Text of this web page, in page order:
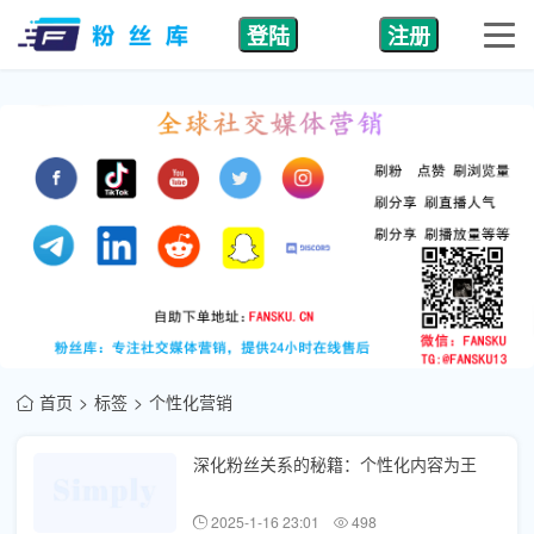
登陆 注册
首页 标签 个性化营销
深化粉丝关系的秘籍：个性化内容为王
2025-1-16 23:01 498